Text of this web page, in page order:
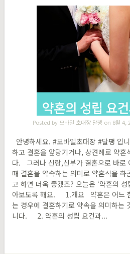
Posted by 모바일 초대장 달팽 on 8월 4,
안녕하세요. #모바일초대장 #달팽
하고 결혼을 앞당기거나, 상견례로 약혼
다. 그러나 신랑,신부가 결혼으로 바로
때 결혼을 약속하는 의미로 약혼식을
고 하면 더욱 좋겠죠? 오늘은 ‘약혼의
아보도록 해요. 1.개요 약혼은 어느
는 경우에 결혼하기로 약속을 의미하는
니다. 2. 약혼의 성립 요건과...